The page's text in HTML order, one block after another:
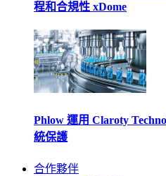
程和合規性 xDome
Phlow 運用 Claroty
統保護
合作夥伴